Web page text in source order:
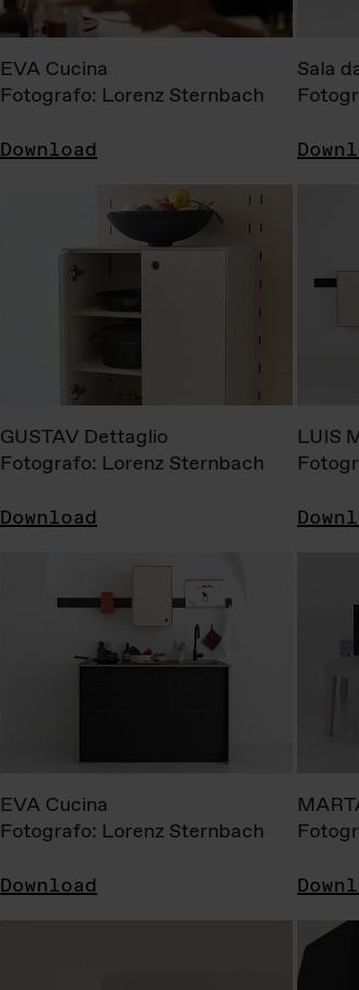
EVA Cucina
Fotografo: Lorenz Sternbach
Download
Sala
GUSTAV Dettaglio
Fotografo: Lorenz Sternbach
Download
LUIS
EVA Cucina
Fotografo: Lorenz Sternbach
Download